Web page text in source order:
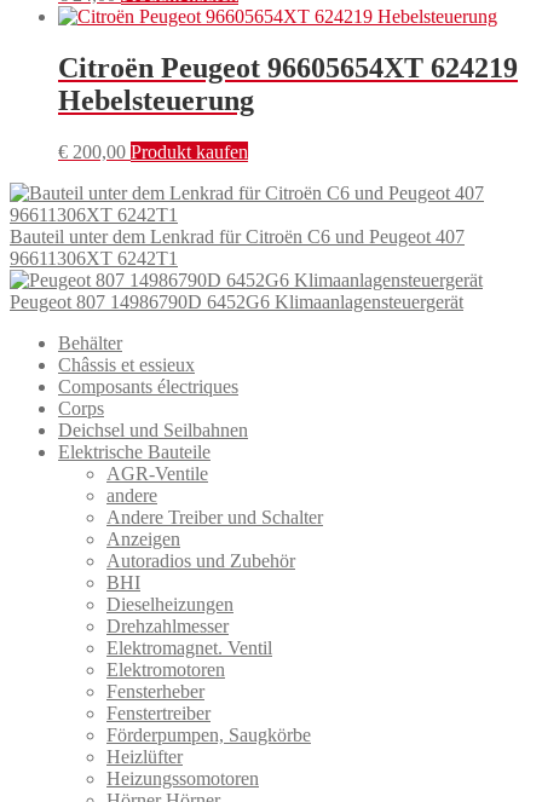
Citroën Peugeot 96605654XT 624219
Hebelsteuerung
€ 200,00 Produkt kaufen
Bauteil unter dem Lenkrad für Citroën C6 und Peugeot 407
96611306XT 6242T1
Peugeot 807 14986790D 6452G6 Klimaanlagensteuergerät
Behälter
Châssis et essieux
Composants électriques
Corps
Deichsel und Seilbahnen
Elektrische Bauteile
AGR-Ventile
andere
Andere Treiber und Schalter
Anzeigen
Autoradios und Zubehör
BHI
Dieselheizungen
Drehzahlmesser
Elektromagnet. Ventil
Elektromotoren
Fensterheber
Fenstertreiber
Förderpumpen, Saugkörbe
Heizlüfter
Heizungssomotoren